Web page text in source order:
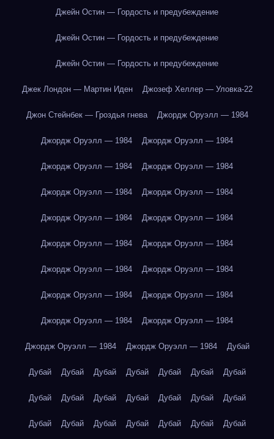
Джейн Остин — Гордость и предубеждение
Джейн Остин — Гордость и предубеждение
Джейн Остин — Гордость и предубеждение
Джек Лондон — Мартин Иден Джозеф Хеллер — Уловка-22
Джон Стейнбек — Гроздья гнева Джордж Оруэлл — 1984
Джордж Оруэлл — 1984 Джордж Оруэлл — 1984
Джордж Оруэлл — 1984 Джордж Оруэлл — 1984
Джордж Оруэлл — 1984 Джордж Оруэлл — 1984
Джордж Оруэлл — 1984 Джордж Оруэлл — 1984
Джордж Оруэлл — 1984 Джордж Оруэлл — 1984
Джордж Оруэлл — 1984 Джордж Оруэлл — 1984
Джордж Оруэлл — 1984 Джордж Оруэлл — 1984
Джордж Оруэлл — 1984 Джордж Оруэлл — 1984
Джордж Оруэлл — 1984 Джордж Оруэлл — 1984 Дубай
Дубай Дубай Дубай Дубай Дубай Дубай Дубай
Дубай Дубай Дубай Дубай Дубай Дубай Дубай
Дубай Дубай Дубай Дубай Дубай Дубай Дубай